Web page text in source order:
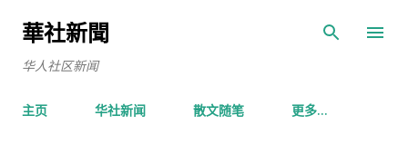
華社新聞
华人社区新闻
主页 华社新闻 散文随笔 更多…